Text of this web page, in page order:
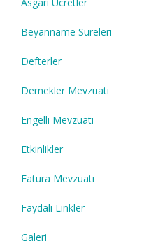
Beyanname Süreleri
Defterler
Dernekler Mevzuatı
Engelli Mevzuatı
Etkinlikler
Fatura Mevzuatı
Faydalı Linkler
Galeri